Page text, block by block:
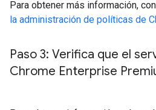
Para obtener más información,
la administración de políticas de
Paso 3: Verifica que el
Chrome Enterprise